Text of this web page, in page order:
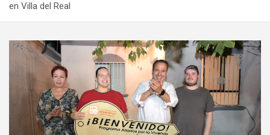
en Villa del Real